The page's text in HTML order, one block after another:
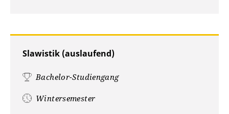
Slawistik (auslaufend)
Bachelor-Studiengang
Wintersemester